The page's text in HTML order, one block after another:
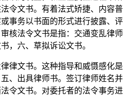
令文书。有着法式矫捷、内容普
事务以书面的形式进行披露、评
核法令文书是指：交通变乱律师
，六、草拟诉讼文书。
文书。这种指导和威慑感化是
、出具律师书。签订律师姓名并
令文书。对委托者的法令事务进